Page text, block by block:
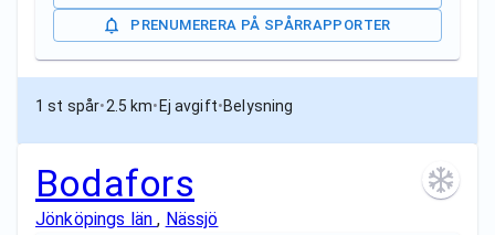
PRENUMERERA PÅ SPÅRRAPPORTER
1 st spår•2.5 km• Ej avgift•Belysning
Bodafors
Jönköpings län, Nässjö